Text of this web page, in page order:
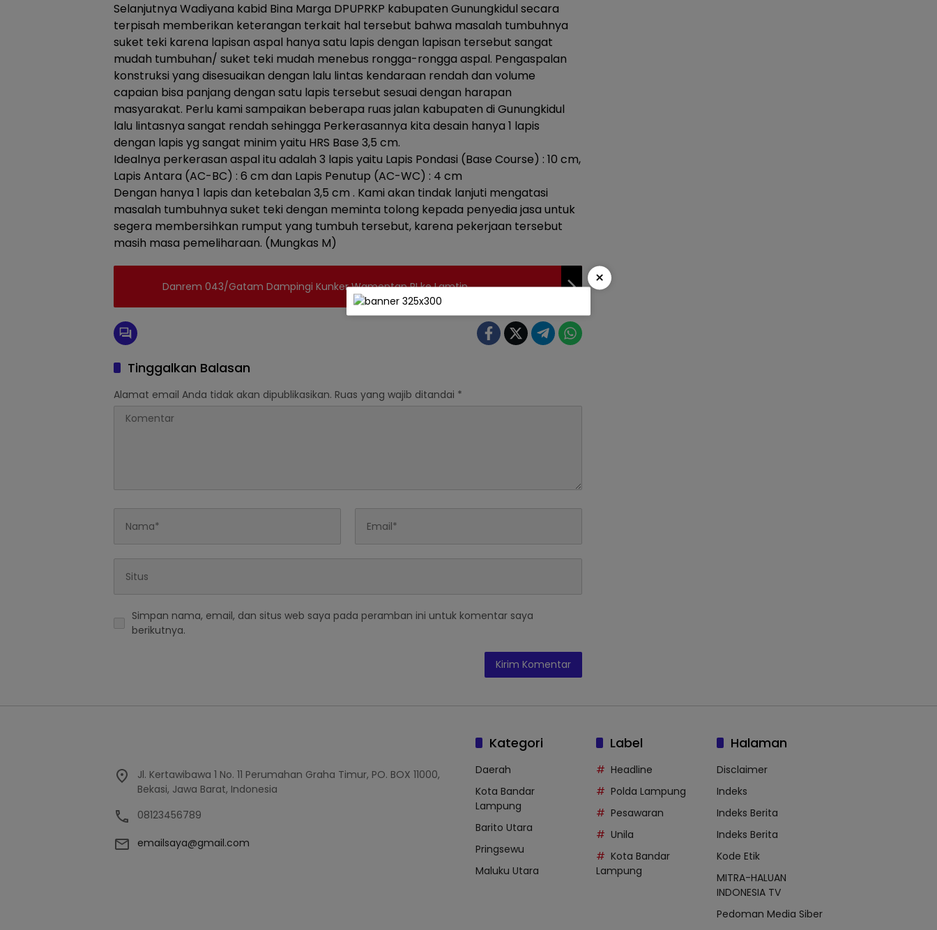
Selanjutnya Wadiyana kabid Bina Marga DPUPRKP kabupaten Gunungkidul secara
terpisah memberikan keterangan terkait hal tersebut bahwa masalah tumbuhnya
suket teki karena lapisan aspal hanya satu lapis dengan lapisan tersebut sangat
mudah tumbuhan/ suket teki mudah menebus rongga-rongga aspal. Pengaspalan
konstruksi yang disesuaikan dengan lalu lintas kendaraan rendah dan volume
capaian bisa panjang dengan satu lapis tersebut sesuai dengan harapan
masyarakat. Perlu kami sampaikan beberapa ruas jalan kabupaten di Gunungkidul
lalu lintasnya sangat rendah sehingga Perkerasannya kita desain hanya 1 lapis
dengan lapis yg sangat minim yaitu HRS Base 3,5 cm.
Idealnya perkerasan aspal itu adalah 3 lapis yaitu Lapis Pondasi (Base Course) : 10 cm,
Lapis Antara (AC-BC) : 6 cm dan Lapis Penutup (AC-WC) : 4 cm
Dengan hanya 1 lapis dan ketebalan 3,5 cm . Kami akan tindak lanjuti mengatasi
masalah tumbuhnya suket teki dengan meminta tolong kepada penyedia jasa untuk
segera membersihkan rumput yang tumbuh tersebut, karena pekerjaan tersebut
masih masa pemeliharaan. (Mungkas M)
Danrem 043/Gatam Dampingi Kunker Wamentan RI ke Lamtin
Tinggalkan Balasan
Alamat email Anda tidak akan dipublikasikan. Ruas yang wajib ditandai *
Simpan nama, email, dan situs web saya pada peramban ini untuk komentar saya
berikutnya.
Jl. Kertawibawa 1 No. 11 Perumahan Graha Timur, PO. BOX 11000,
Bekasi, Jawa Barat, Indonesia
08123456789
emailsaya@gmail.com
Kategori
Daerah
Kota Bandar
Lampung
Barito Utara
Pringsewu
Maluku Utara
Label
Headline
Polda Lampung
Pesawaran
Unila
Kota Bandar
Lampung
Halaman
Disclaimer
Indeks
Indeks Berita
Indeks Berita
Kode Etik
MITRA-HALUAN
INDONESIA TV
Pedoman Media Siber
×